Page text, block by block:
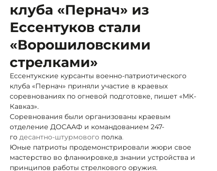
клуба «Пернач» из
Ессентуков стали
«Ворошиловскими
стрелками»
Ессентукские курсанты военно-патриотического
клуба «Пернач» приняли участие в краевых
соревнованиях по огневой подготовке, пишет «МК-
Кавказ».
Соревнования были организованы краевым
отделение ДОСААФ и командованием 247-
го десантно-штурмового полка.
Юные патриоты продемонстрировали жюри свое
мастерство во фланкировке,в знании устройства и
принципов работы стрелкового оружия.